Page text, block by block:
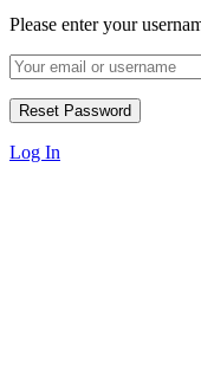
Please enter your
Log In